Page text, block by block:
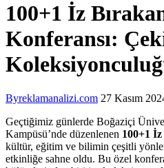
100+1 İz
Konferansı:
Byreklamanalizi.com 27 Kasım
Geçtiğimiz günlerde Boğaziçi
Kampüsü’nde düzenlenen 100+1
kültür, eğitim ve bilimin çeşitli
etkinliğe sahne oldu. Bu özel